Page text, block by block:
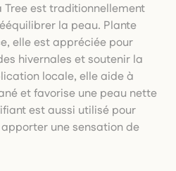
Tree est traditionnellement
la peau. Plante
elle est appréciée pour
hivernales et soutenir la
locale, elle aide à
et favorise une peau nette
est aussi utilisé pour
une sensation de